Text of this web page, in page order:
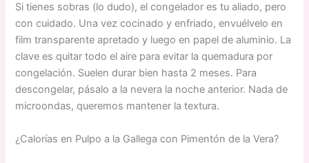
Si tienes sobras (lo dudo), el congelador es tu aliado, pero
con cuidado. Una vez cocinado y enfriado, envuélvelo en
film transparente apretado y luego en papel de aluminio. La
clave es quitar todo el aire para evitar la quemadura por
congelación. Suelen durar bien hasta 2 meses. Para
descongelar, pásalo a la nevera la noche anterior. Nada de
microondas, queremos mantener la textura.
¿Calorías en Pulpo a la Gallega con Pimentón de la Vera?